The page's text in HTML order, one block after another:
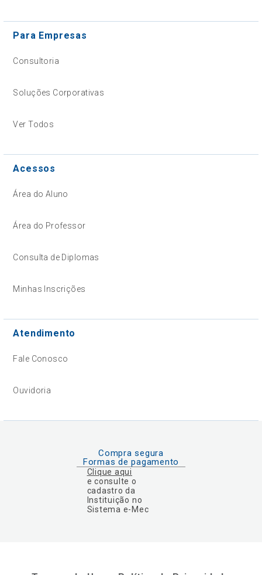
Para Empresas
Consultoria
Soluções Corporativas
Ver Todos
Acessos
Área do Aluno
Área do Professor
Consulta de Diplomas
Minhas Inscrições
Atendimento
Fale Conosco
Ouvidoria
Compra segura
Formas de pagamento
Clique aqui
e consulte o
cadastro da
Instituição no
Sistema e-Mec